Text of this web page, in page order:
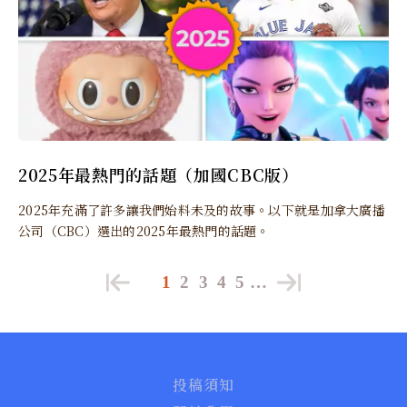
2025年最熱門的話題（加國CBC版）
2025年充滿了許多讓我們始料未及的故事。以下就是加拿大廣播
公司（CBC）選出的2025年最熱門的話題。
1 2 3 4 5 …
投稿須知